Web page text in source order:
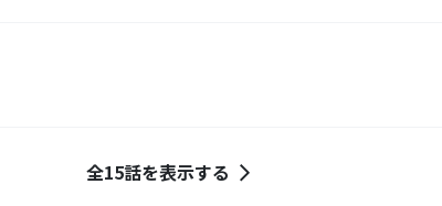
全15話を表示する